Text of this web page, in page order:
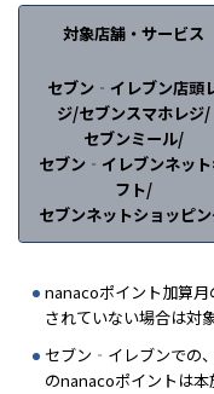
対象店舗・サービス
セブン‐イレブン店頭
ジ/セブンスマホレジ/
セブンミール/
セブン‐イレブンネッ
フト/
セブンネットショッピ
nanacoポイント加算
されていない場合は対
セブン‐イレブンでの
のnanacoポイントは本